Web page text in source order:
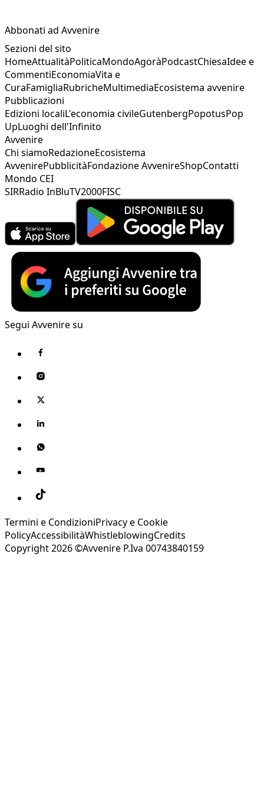
Abbonati ad Avvenire
Sezioni del sito
HomeAttualitàPoliticaMondoAgoràPodcastChiesaIdee e
CommentiEconomiaVita e
CuraFamigliaRubricheMultimediaEcosistema avvenire
Pubblicazioni
Edizioni localiL'economia civileGutenbergPopotusPop
UpLuoghi dell'Infinito
Avvenire
Chi siamoRedazioneEcosistema
AvvenirePubblicitàFondazione AvvenireShopContatti
Mondo CEI
SIRRadio InBluTV2000FISC
Segui Avvenire su
Termini e CondizioniPrivacy e Cookie
PolicyAccessibilitàWhistleblowingCredits
Copyright 2026 ©Avvenire P.Iva 00743840159